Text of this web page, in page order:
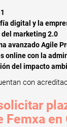
digital y la
del marketing 2.0
avanzado Agile
online con la
del impacto
con
Femxa en